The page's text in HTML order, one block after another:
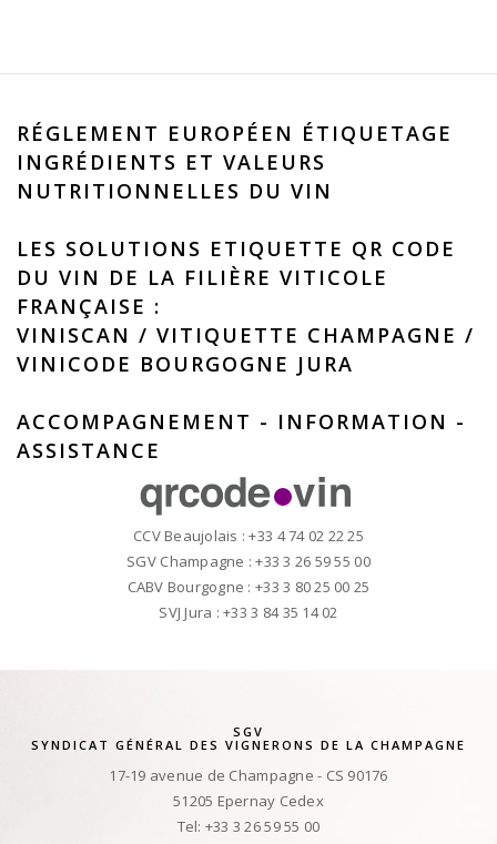
RÉGLEMENT EUROPÉEN ÉTIQUETAGE
INGRÉDIENTS ET VALEURS
NUTRITIONNELLES DU VIN
LES SOLUTIONS ETIQUETTE QR CODE
DU VIN DE LA FILIÈRE VITICOLE
FRANÇAISE :
VINISCAN / VITIQUETTE CHAMPAGNE /
VINICODE BOURGOGNE JURA
ACCOMPAGNEMENT - INFORMATION -
ASSISTANCE
CCV Beaujolais : +33 4 74 02 22 25
SGV Champagne : +33 3 26 59 55 00
CABV Bourgogne : +33 3 80 25 00 25
SVJ Jura : +33 3 84 35 14 02
SGV
SYNDICAT GÉNÉRAL DES VIGNERONS DE LA CHAMPAGNE
17-19 avenue de Champagne - CS 90176
51205 Epernay Cedex
Tel: +33 3 26 59 55 00